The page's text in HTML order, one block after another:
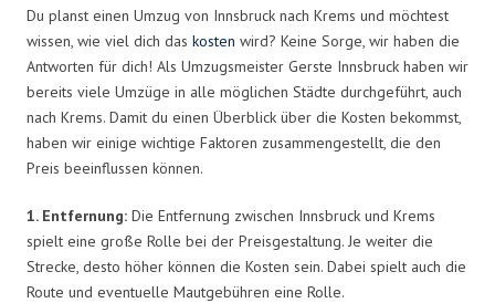
Du planst einen Umzug von Innsbruck nach Krems und möchtest
wissen, wie viel dich das kosten wird? Keine Sorge, wir haben die
Antworten für dich! Als Umzugsmeister Gerste Innsbruck haben wir
bereits viele Umzüge in alle möglichen Städte durchgeführt, auch
nach Krems. Damit du einen Überblick über die Kosten bekommst,
haben wir einige wichtige Faktoren zusammengestellt, die den
Preis beeinflussen können.
1. Entfernung: Die Entfernung zwischen Innsbruck und Krems
spielt eine große Rolle bei der Preisgestaltung. Je weiter die
Strecke, desto höher können die Kosten sein. Dabei spielt auch die
Route und eventuelle Mautgebühren eine Rolle.